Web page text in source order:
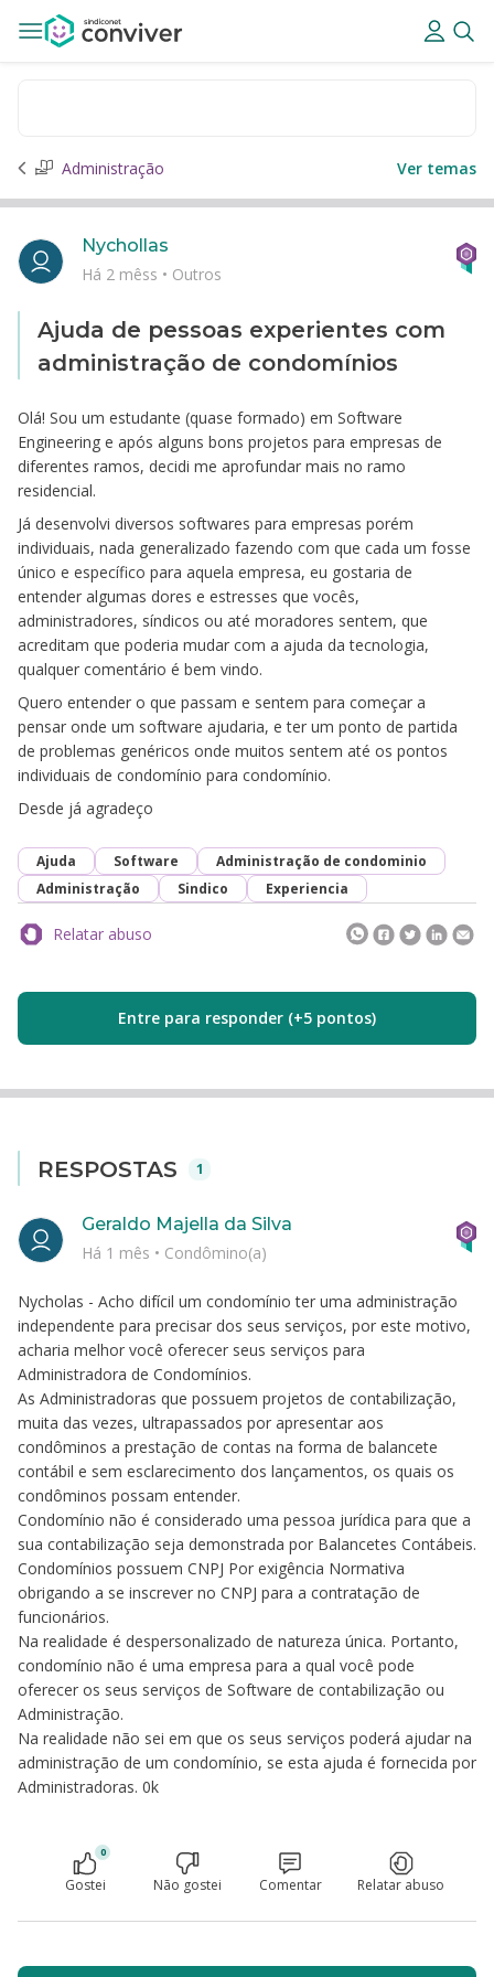
Administração Ver temas
Ajuda de pessoas experientes com
administração de condomínios
Olá! Sou um estudante (quase formado) em Software
Engineering e após alguns bons projetos para empresas de
diferentes ramos, decidi me aprofundar mais no ramo
residencial.
Já desenvolvi diversos softwares para empresas porém
individuais, nada generalizado fazendo com que cada um fosse
único e específico para aquela empresa, eu gostaria de
entender algumas dores e estresses que vocês,
administradores, síndicos ou até moradores sentem, que
acreditam que poderia mudar com a ajuda da tecnologia,
qualquer comentário é bem vindo.
Quero entender o que passam e sentem para começar a
pensar onde um software ajudaria, e ter um ponto de partida
de problemas genéricos onde muitos sentem até os pontos
individuais de condomínio para condomínio.
Desde já agradeço
Ajuda Software
Administração de condominio
Administração
Sindico Experiencia
Nychollas
Há 2 mêss • Outros
Relatar abuso
Entre para responder (+5 pontos)
RESPOSTAS 1
Nycholas - Acho difícil um condomínio ter uma administração
independente para precisar dos seus serviços, por este motivo,
acharia melhor você oferecer seus serviços para
Administradora de Condomínios.
As Administradoras que possuem projetos de contabilização,
muita das vezes, ultrapassados por apresentar aos
condôminos a prestação de contas na forma de balancete
contábil e sem esclarecimento dos lançamentos, os quais os
condôminos possam entender.
Condomínio não é considerado uma pessoa jurídica para que a
sua contabilização seja demonstrada por Balancetes Contábeis.
Condomínios possuem CNPJ Por exigência Normativa
obrigando a se inscrever no CNPJ para a contratação de
funcionários.
Na realidade é despersonalizado de natureza única. Portanto,
condomínio não é uma empresa para a qual você pode
oferecer os seus serviços de Software de contabilização ou
Administração.
Na realidade não sei em que os seus serviços poderá ajudar na
administração de um condomínio, se esta ajuda é fornecida por
Administradoras. 0k
Geraldo Majella da Silva
Há 1 mês • Condômino(a)
0
Gostei Não gostei Comentar Relatar abuso